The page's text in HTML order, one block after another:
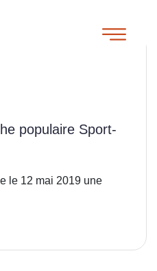
populaire Sport-
le 12 mai 2019 une